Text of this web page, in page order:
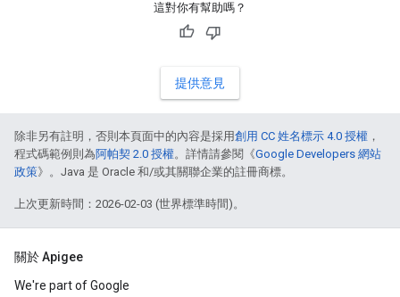
這對你有幫助嗎？
提供意見
除非另有註明，否則本頁面中的內容是採用創用 CC 姓名標示 4.0 授權 ，
程式碼範例則為阿帕契 2.0 授權。詳情請參閱《Google Developers 網站
政策》。Java 是 Oracle 和/或其關聯企業的註冊商標。
上次更新時間：2026-02-03 (世界標準時間)。
關於 Apigee
We're part of Google